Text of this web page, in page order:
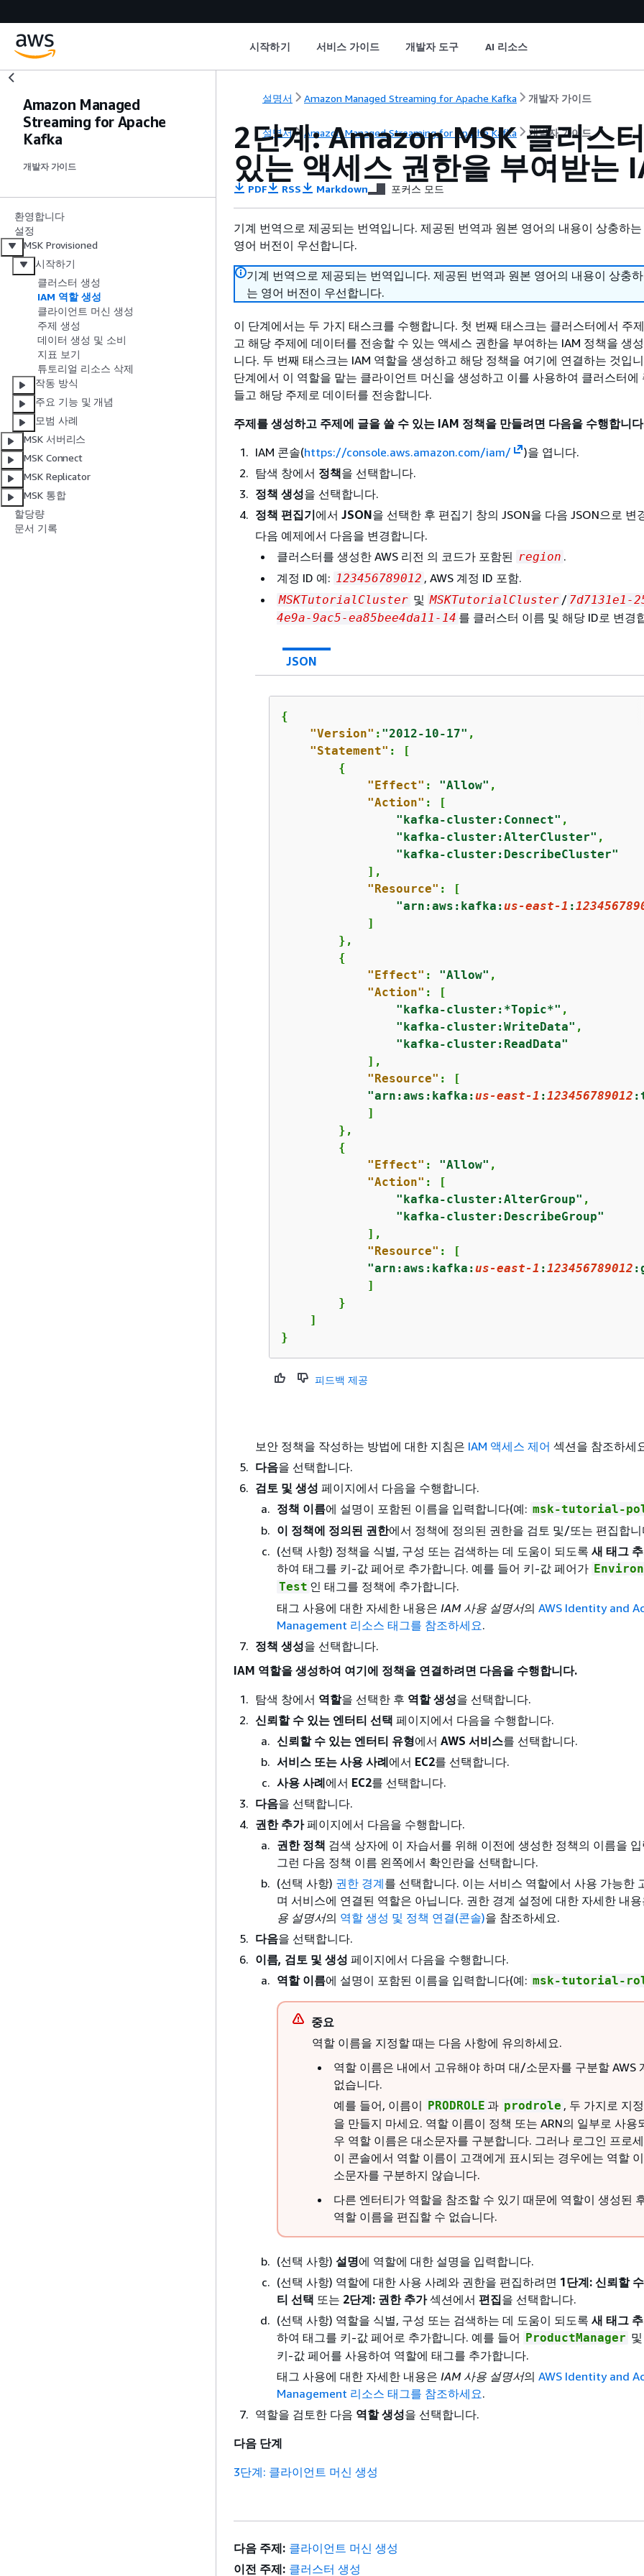
시작하기 서비스 가이드 개발자 도구 AI 리소스
Amazon Managed
Streaming for Apache
Kafka
개발자 가이드
환영합니다
설정
MSK Provisioned
시작하기
클러스터 생성
IAM 역할 생성
클라이언트 머신 생성
주제 생성
데이터 생성 및 소비
지표 보기
튜토리얼 리소스 삭제
작동 방식
주요 기능 및 개념
모범 사례
MSK 서버리스
MSK Connect
MSK Replicator
MSK 통합
할당량
문서 기록
설명서 Amazon Managed Streaming for Apache Kafka 개발자 가이드
설명서 Amazon Managed Streaming for Apache Kafka 개발자 가이드
2단계: Amazon MSK 클러스
있는 액세스 권한을 부여받는
PDF RSS Markdown 포커스 모드
기계 번역으로 제공되는 번역입니다. 제공된 번역과 원본 영어의 내용이 상충하
영어 버전이 우선합니다.
기계 번역으로 제공되는 번역입니다. 제공된 번역과 원본 영어의 내용이 상충
는 영어 버전이 우선합니다.
이 단계에서는 두 가지 태스크를 수행합니다. 첫 번째 태스크는 클러스터에서 주
고 해당 주제에 데이터를 전송할 수 있는 액세스 권한을 부여하는 IAM 정책을 생
니다. 두 번째 태스크는 IAM 역할을 생성하고 해당 정책을 여기에 연결하는 것입
단계에서 이 역할을 맡는 클라이언트 머신을 생성하고 이를 사용하여 클러스터에
들고 해당 주제로 데이터를 전송합니다.
주제를 생성하고 주제에 글을 쓸 수 있는 IAM 정책을 만들려면 다음을 수행합니
IAM 콘솔(https://console.aws.amazon.com/iam/
)을 엽니다.
탐색 창에서 정책을 선택합니다.
정책 생성을 선택합니다.
정책 편집기에서 JSON을 선택한 후 편집기 창의 JSON을 다음 JSON으로 변
다음 예제에서 다음을 변경합니다.
클러스터를 생성한 AWS 리전 의 코드가 포함된 region .
계정 ID 예: 123456789012 , AWS 계정 ID 포함.
MSKTutorialCluster 및 MSKTutorialCluster / 7d7131e1-
4e9a-9ac5-ea85bee4da11-14 를 클러스터 이름 및 해당 ID로 변경
JSON
{
"Version" : "2012-10-17" ,
"Statement" : [
{
"Effect" : "Allow" ,
"Action" : [
"kafka-cluster:Connect" ,
"kafka-cluster:AlterCluster" ,
"kafka-cluster:DescribeCluster"
            ],
"Resource" : [
"arn:aws:kafka:us-east-1 :
            ]
        },
{
"Effect" : "Allow" ,
"Action" : [
"kafka-cluster:*Topic*" ,
"kafka-cluster:WriteData" ,
"kafka-cluster:ReadData"
            ],
"Resource" : [
"arn:aws:kafka:us-east-1 :123456789012
            ]
        },
{
"Effect" : "Allow" ,
"Action" : [
"kafka-cluster:AlterGroup" ,
"kafka-cluster:DescribeGroup"
            ],
"Resource" : [
"arn:aws:kafka:us-east-1 :123456789012
            ]
        }
    ]
}
피드백 제공
보안 정책을 작성하는 방법에 대한 지침은 IAM 액세스 제어 섹션을 참조하세
다음을 선택합니다.
검토 및 생성 페이지에서 다음을 수행합니다.
정책 이름에 설명이 포함된 이름을 입력합니다(예: msk-tutorial-
이 정책에 정의된 권한에서 정책에 정의된 권한을 검토 및/또는 편집합니
(선택 사항) 정책을 식별, 구성 또는 검색하는 데 도움이 되도록 새 태그
하여 태그를 키-값 페어로 추가합니다. 예를 들어 키-값 페어가
Test 인 태그를 정책에 추가합니다.
태그 사용에 대한 자세한 내용은 IAM 사용 설명서의 AWS Identity and
Management 리소스 태그를 참조하세요.
정책 생성을 선택합니다.
IAM 역할을 생성하여 여기에 정책을 연결하려면 다음을 수행합니다.
탐색 창에서 역할을 선택한 후 역할 생성을 선택합니다.
신뢰할 수 있는 엔터티 선택 페이지에서 다음을 수행합니다.
신뢰할 수 있는 엔터티 유형에서 AWS 서비스를 선택합니다.
서비스 또는 사용 사례에서 EC2를 선택합니다.
사용 사례에서 EC2를 선택합니다.
다음을 선택합니다.
권한 추가페이지에서 다음을 수행합니다.
권한 정책 검색 상자에 이 자습서를 위해 이전에 생성한 정책의 이름을
그런 다음 정책 이름 왼쪽에서 확인란을 선택합니다.
(선택 사항) 권한 경계를 선택합니다. 이는 서비스 역할에서 사용 가능한
며 서비스에 연결된 역할은 아닙니다. 권한 경계 설정에 대한 자세한 내용
용 설명서의 역할 생성 및 정책 연결(콘솔)을 참조하세요.
다음을 선택합니다.
이름, 검토 및 생성 페이지에서 다음을 수행합니다.
역할 이름에 설명이 포함된 이름을 입력합니다(예: msk-tutorial-
중요
역할 이름을 지정할 때는 다음 사항에 유의하세요.
역할 이름은 내에서 고유해야 하며 대/소문자를 구분할 AWS
없습니다.
예를 들어, 이름이 PRODROLE 과 prodrole , 두 가지로 지
을 만들지 마세요. 역할 이름이 정책 또는 ARN의 일부로 사용
우 역할 이름은 대소문자를 구분합니다. 그러나 로그인 프로
이 콘솔에서 역할 이름이 고객에게 표시되는 경우에는 역할
소문자를 구분하지 않습니다.
다른 엔터티가 역할을 참조할 수 있기 때문에 역할이 생성된
역할 이름을 편집할 수 없습니다.
(선택 사항) 설명에 역할에 대한 설명을 입력합니다.
(선택 사항) 역할에 대한 사용 사례와 권한을 편집하려면 1단계: 신뢰할
티 선택 또는 2단계: 권한 추가섹션에서 편집을 선택합니다.
(선택 사항) 역할을 식별, 구성 또는 검색하는 데 도움이 되도록 새 태그
하여 태그를 키-값 페어로 추가합니다. 예를 들어 ProductManager 및
키-값 페어를 사용하여 역할에 태그를 추가합니다.
태그 사용에 대한 자세한 내용은 IAM 사용 설명서의 AWS Identity and
Management 리소스 태그를 참조하세요.
역할을 검토한 다음 역할 생성을 선택합니다.
다음 단계
3단계: 클라이언트 머신 생성
다음 주제: 클라이언트 머신 생성
이전 주제: 클러스터 생성